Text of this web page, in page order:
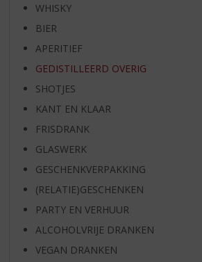
WHISKY
BIER
APERITIEF
GEDISTILLEERD OVERIG
SHOTJES
KANT EN KLAAR
FRISDRANK
GLASWERK
GESCHENKVERPAKKING
(RELATIE)GESCHENKEN
PARTY EN VERHUUR
ALCOHOLVRIJE DRANKEN
VEGAN DRANKEN